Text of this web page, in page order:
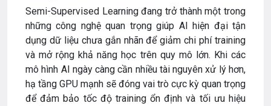
Semi-Supervised Learning đang trở thành một trong
những công nghệ quan trọng giúp AI hiện đại tận
dụng dữ liệu chưa gắn nhãn để giảm chi phí training
và mở rộng khả năng học trên quy mô lớn. Khi các
mô hình AI ngày càng cần nhiều tài nguyên xử lý hơn,
hạ tầng GPU mạnh sẽ đóng vai trò cực kỳ quan trọng
để đảm bảo tốc độ training ổn định và tối ưu hiệu